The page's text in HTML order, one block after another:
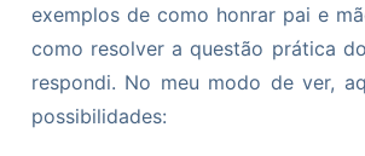
exemplos de como honrar pai e
como resolver a questão prática
respondi. No meu modo de ver,
possibilidades: